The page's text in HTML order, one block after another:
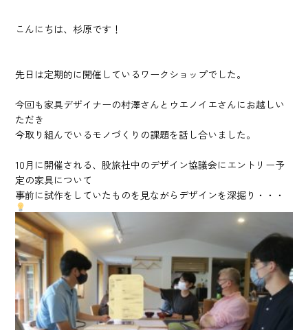
こんにちは、杉原です！
先日は定期的に開催しているワークショップでした。
今回も家具デザイナーの村澤さんとウエノイエさんにお越しい
ただき
今取り組んでいるモノづくりの課題を話し合いました。
10月に開催される、股旅社中のデザイン協議会にエントリー予
定の家具について
事前に試作をしていたものを見ながらデザインを深掘り・・・